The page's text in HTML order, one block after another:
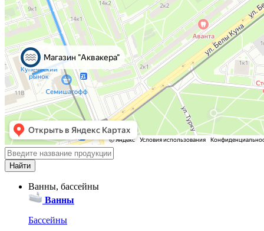
Ванны, бассейны
Ванны
Бассейны